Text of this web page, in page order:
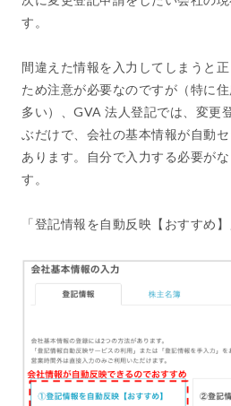
す。
間違えた情報を入力してしまうと
ため注意が必要なのですが（特に
多い）、GVA 法人登記では、変更
ぶだけで、会社の基本情報が自動
あります。自分で入力する必要が
す。
「登記情報を自動反映【おすすめ